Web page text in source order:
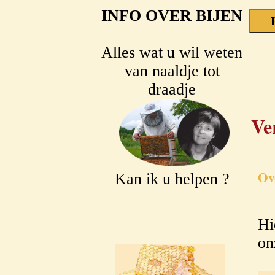
INFO OVER BIJEN
Alles wat u wil weten
van naaldje tot
draadje
Kan ik u helpen ?